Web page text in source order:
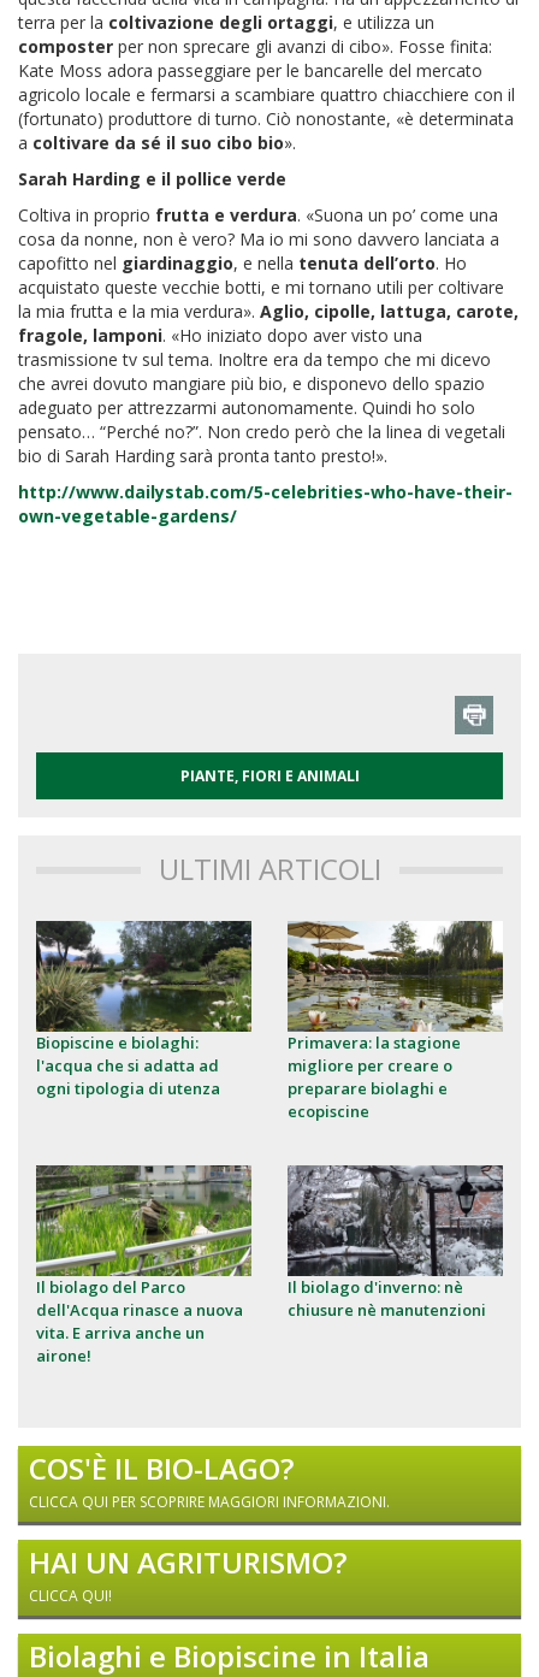
terra per la coltivazione degli ortaggi, e utilizza un
composter per non sprecare gli avanzi di cibo». Fosse finita:
Kate Moss adora passeggiare per le bancarelle del mercato
agricolo locale e fermarsi a scambiare quattro chiacchiere con il
(fortunato) produttore di turno. Ciò nonostante, «è determinata
a coltivare da sé il suo cibo bio».
Sarah Harding e il pollice verde
Coltiva in proprio frutta e verdura. «Suona un po’ come una
cosa da nonne, non è vero? Ma io mi sono davvero lanciata a
capofitto nel giardinaggio, e nella tenuta dell’orto. Ho
acquistato queste vecchie botti, e mi tornano utili per coltivare
la mia frutta e la mia verdura». Aglio, cipolle, lattuga, carote,
fragole, lamponi. «Ho iniziato dopo aver visto una
trasmissione tv sul tema. Inoltre era da tempo che mi dicevo
che avrei dovuto mangiare più bio, e disponevo dello spazio
adeguato per attrezzarmi autonomamente. Quindi ho solo
pensato… “Perché no?”. Non credo però che la linea di vegetali
bio di Sarah Harding sarà pronta tanto presto!».
http://www.dailystab.com/5-celebrities-who-have-their-
own-vegetable-gardens/
PIANTE, FIORI E ANIMALI
ULTIMI ARTICOLI
Biopiscine e biolaghi:
l'acqua che si adatta ad
ogni tipologia di utenza
Primavera: la stagione
migliore per creare o
preparare biolaghi e
ecopiscine
Il biolago del Parco
dell'Acqua rinasce a nuova
vita. E arriva anche un
airone!
Il biolago d'inverno: nè
chiusure nè manutenzioni
COS'È IL BIO-LAGO?
CLICCA QUI PER SCOPRIRE MAGGIORI INFORMAZIONI.
HAI UN AGRITURISMO?
CLICCA QUI!
Biolaghi e Biopiscine in Italia